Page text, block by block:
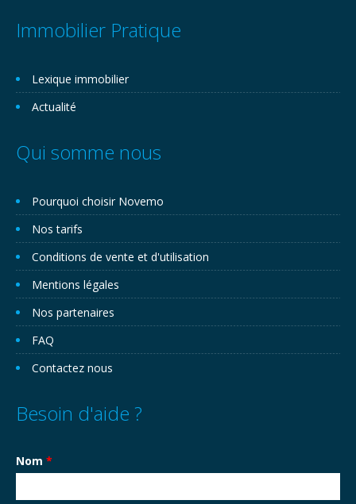
Immobilier Pratique
Lexique immobilier
Actualité
Qui somme nous
Pourquoi choisir Novemo
Nos tarifs
Conditions de vente et d'utilisation
Mentions légales
Nos partenaires
FAQ
Contactez nous
Besoin d'aide ?
Nom *